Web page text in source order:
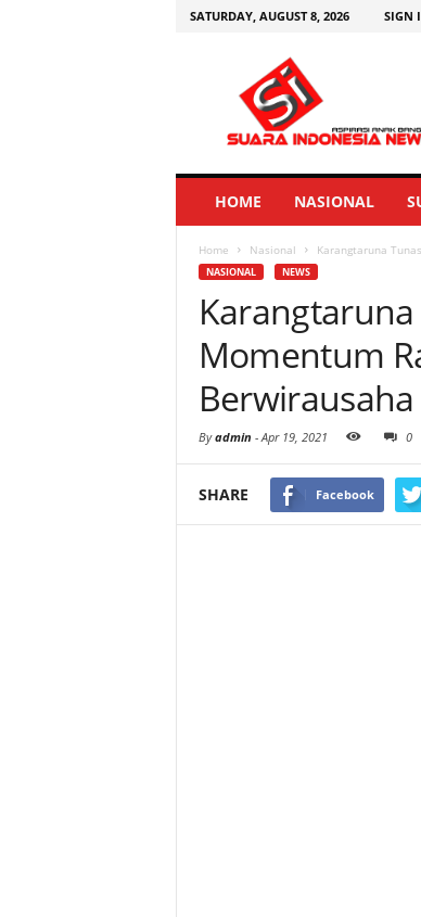
SATURDAY, AUGUST 8, 2026 SIGN
HOME NASIONAL
Home Nasional Karangtaruna
NASIONAL NEWS
Momentum
Berwirausaha
Byadmin - Apr 19, 2021 0
SHARE Facebook